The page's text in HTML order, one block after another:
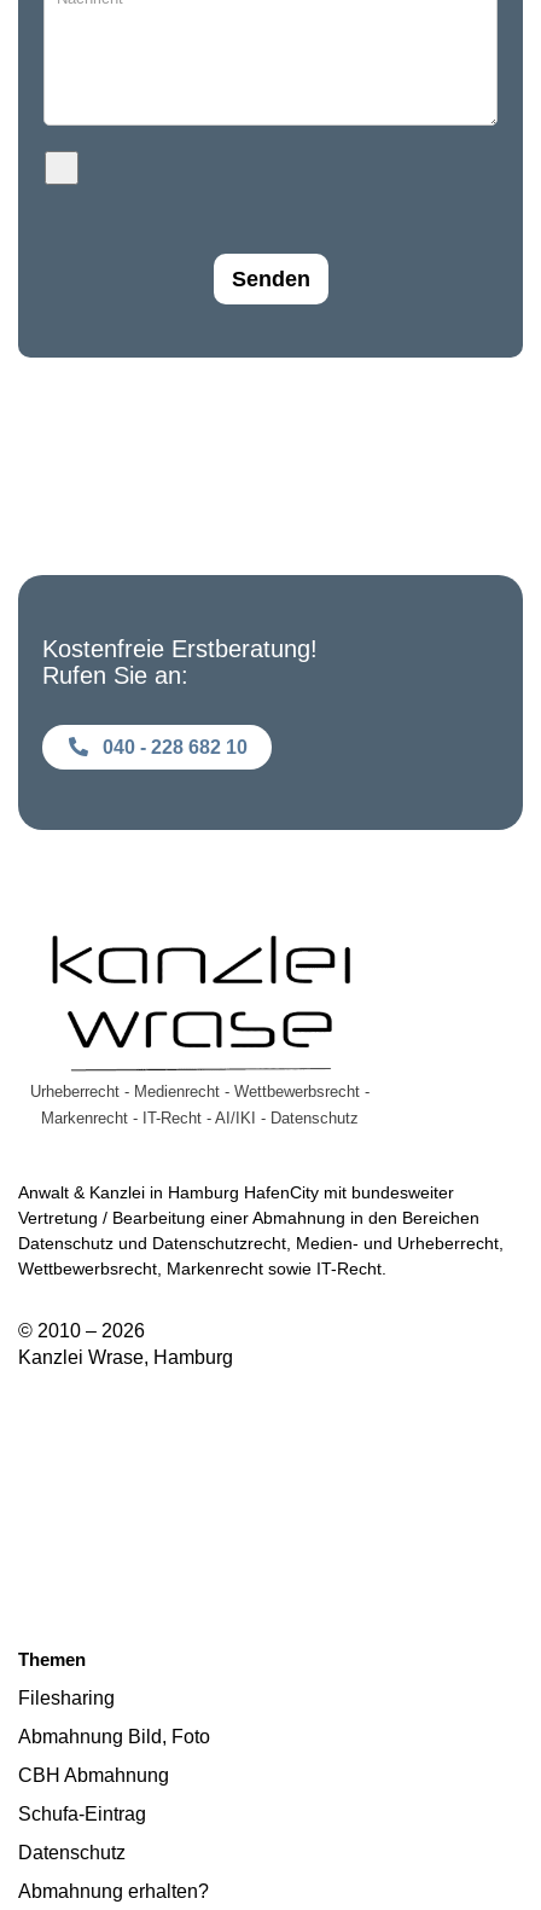
Senden
Kostenfreie Erstberatung!
Rufen Sie an:
040 - 228 682 10
Urheberrecht - Medienrecht - Wettbewerbsrecht -
Markenrecht - IT-Recht - AI/IKI - Datenschutz
Anwalt & Kanzlei in Hamburg HafenCity mit bundesweiter
Vertretung / Bearbeitung einer Abmahnung in den Bereichen
Datenschutz und Datenschutzrecht, Medien- und Urheberrecht,
Wettbewerbsrecht, Markenrecht sowie IT-Recht.
© 2010 – 2026
Kanzlei Wrase, Hamburg
Themen
Filesharing
Abmahnung Bild, Foto
CBH Abmahnung
Schufa-Eintrag
Datenschutz
Abmahnung erhalten?